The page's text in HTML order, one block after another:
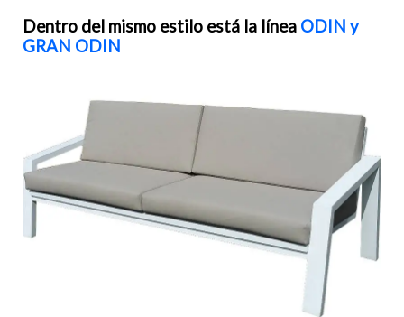
Dentro del mismo estilo está la línea ODIN y
GRAN ODIN